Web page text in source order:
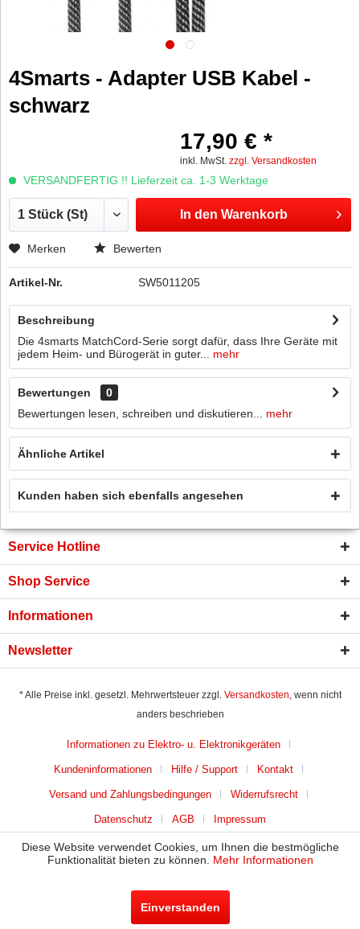
4Smarts - Adapter USB Kabel -
schwarz
17,90 € *
inkl. MwSt. zzgl. Versandkosten
VERSANDFERTIG !! Lieferzeit ca. 1-3 Werktage
In den Warenkorb
Merken Bewerten
Artikel-Nr. SW5011205
Beschreibung
Die 4smarts MatchCord-Serie sorgt dafür, dass Ihre Geräte mit
jedem Heim- und Bürogerät in guter...
mehr
Bewertungen
0
Bewertungen lesen, schreiben und diskutieren...
mehr
Ähnliche Artikel
Kunden haben sich ebenfalls angesehen
Service Hotline
Shop Service
Informationen
Newsletter
* Alle Preise inkl. gesetzl. Mehrwertsteuer zzgl. Versandkosten, wenn nicht
anders beschrieben
Informationen zu Elektro- u. Elektronikgeräten
Kundeninformationen Hilfe / Support Kontakt
Versand und Zahlungsbedingungen Widerrufsrecht
Datenschutz AGB Impressum
Diese Website verwendet Cookies, um Ihnen die bestmögliche
Funktionalität bieten zu können. Mehr Informationen
Einverstanden